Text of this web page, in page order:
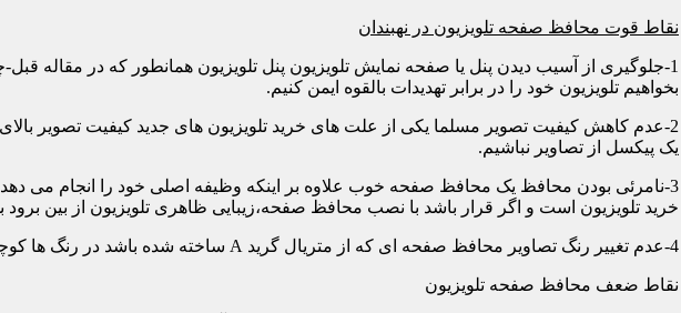
نقاط قوت محافظ صفحه تلویزیون در نهبندان
1-جلوگیری از آسیب دیدن پنل یا صفحه نمایش تلویزیون پنل تلویزیون همانطور که در
بخواهیم تلویزیون خود را در برابر تهدیدات بالقوه ایمن کنیم.
2-عدم کاهش کیفیت تصویر مسلما یکی از علت های خرید تلویزیون های جدید کیفیت تصویر
یک پیکسل از تصاویر نباشیم.
3-نامرئی بودن محافظ یک محافظ صفحه خوب علاوه بر اینکه وظیفه اصلی خود را انجام می
خرید تلویزیون است و اگر قرار باشد با نصب محافظ صفحه،زیبایی ظاهری تلویزیون از بین
4-عدم تغییر رنگ تصاویر محافظ صفحه ای که از متریال گرید A ساخته شده باشد در رنگ ها کوچکترین دخالتی از خود نشان نمی دهد و شما می توانید با خیالی آسوده از تصاویر و رنگهای اورجینال لذت ببرید.
نقاط ضعف محافظ صفحه تلویزیون